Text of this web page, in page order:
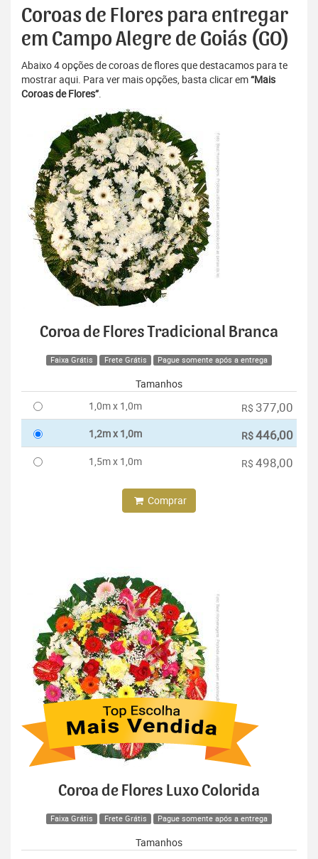
Coroas de Flores para entregar
em Campo Alegre de Goiás (GO)
Abaixo 4 opções de coroas de flores que destacamos para te
mostrar aqui. Para ver mais opções, basta clicar em“Mais
Coroas de Flores”.
Coroa de Flores Tradicional Branca
Faixa Grátis Frete Grátis Pague somente após a entrega
Tamanhos
1,0m x 1,0m
R$ 377,00
1,2m x 1,0m R$446,00
1,5m x 1,0m R$ 498,00
Comprar
Coroa de Flores Luxo Colorida
Faixa Grátis Frete Grátis Pague somente após a entrega
Tamanhos